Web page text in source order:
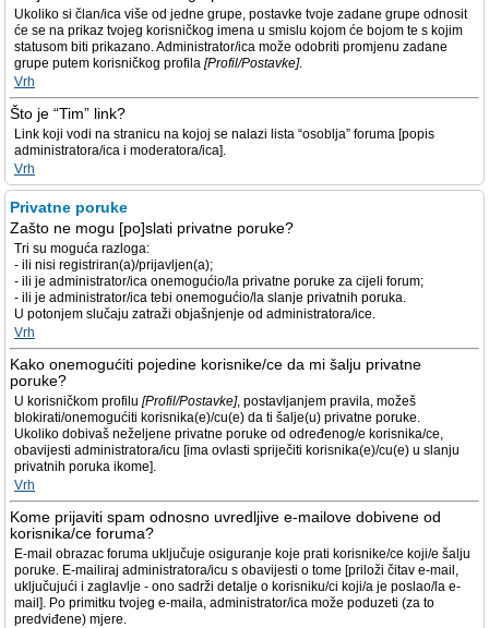
Ukoliko si član/ica više od jedne grupe, postavke tvoje zadane grupe odnosit
će se na prikaz tvojeg korisničkog imena u smislu kojom će bojom te s kojim
statusom biti prikazano. Administrator/ica može odobriti promjenu zadane
grupe putem korisničkog profila [Profil/Postavke].
Vrh
Što je “Tim” link?
Link koji vodi na stranicu na kojoj se nalazi lista “osoblja” foruma [popis
administratora/ica i moderatora/ica].
Vrh
Privatne poruke
Zašto ne mogu [po]slati privatne poruke?
Tri su moguća razloga:
- ili nisi registriran(a)/prijavljen(a);
- ili je administrator/ica onemogućio/la privatne poruke za cijeli forum;
- ili je administrator/ica tebi onemogućio/la slanje privatnih poruka.
U potonjem slučaju zatraži objašnjenje od administratora/ice.
Vrh
Kako onemogućiti pojedine korisnike/ce da mi šalju privatne
poruke?
U korisničkom profilu [Profil/Postavke], postavljanjem pravila, možeš
blokirati/onemogućiti korisnika(e)/cu(e) da ti šalje(u) privatne poruke.
Ukoliko dobivaš neželjene privatne poruke od određenog/e korisnika/ce,
obavijesti administratora/icu [ima ovlasti spriječiti korisnika(e)/cu(e) u slanju
privatnih poruka ikome].
Vrh
Kome prijaviti spam odnosno uvredljive e-mailove dobivene od
korisnika/ce foruma?
E-mail obrazac foruma uključuje osiguranje koje prati korisnike/ce koji/e šalju
poruke. E-mailiraj administratora/icu s obavijesti o tome [priloži čitav e-mail,
uključujući i zaglavlje - ono sadrži detalje o korisniku/ci koji/a je poslao/la e-
mail]. Po primitku tvojeg e-maila, administrator/ica može poduzeti (za to
predviđene) mjere.